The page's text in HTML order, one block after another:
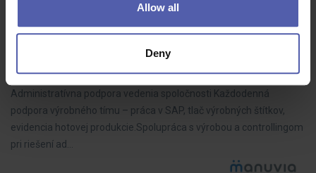
Allow all
Deny
Asistent/ka vo výrobnej spoločnosti (m/ž)
Manuvia Expert Recruitment SK
Administratívna podpora vedenia spoločnosti Každodenná
podpora výrobného tímu – práca v SAP, tlač výrobných štítkov,
evidencia hotovej produkcie.Spolupráca s výrobou a controllingom
pri riešení ad…